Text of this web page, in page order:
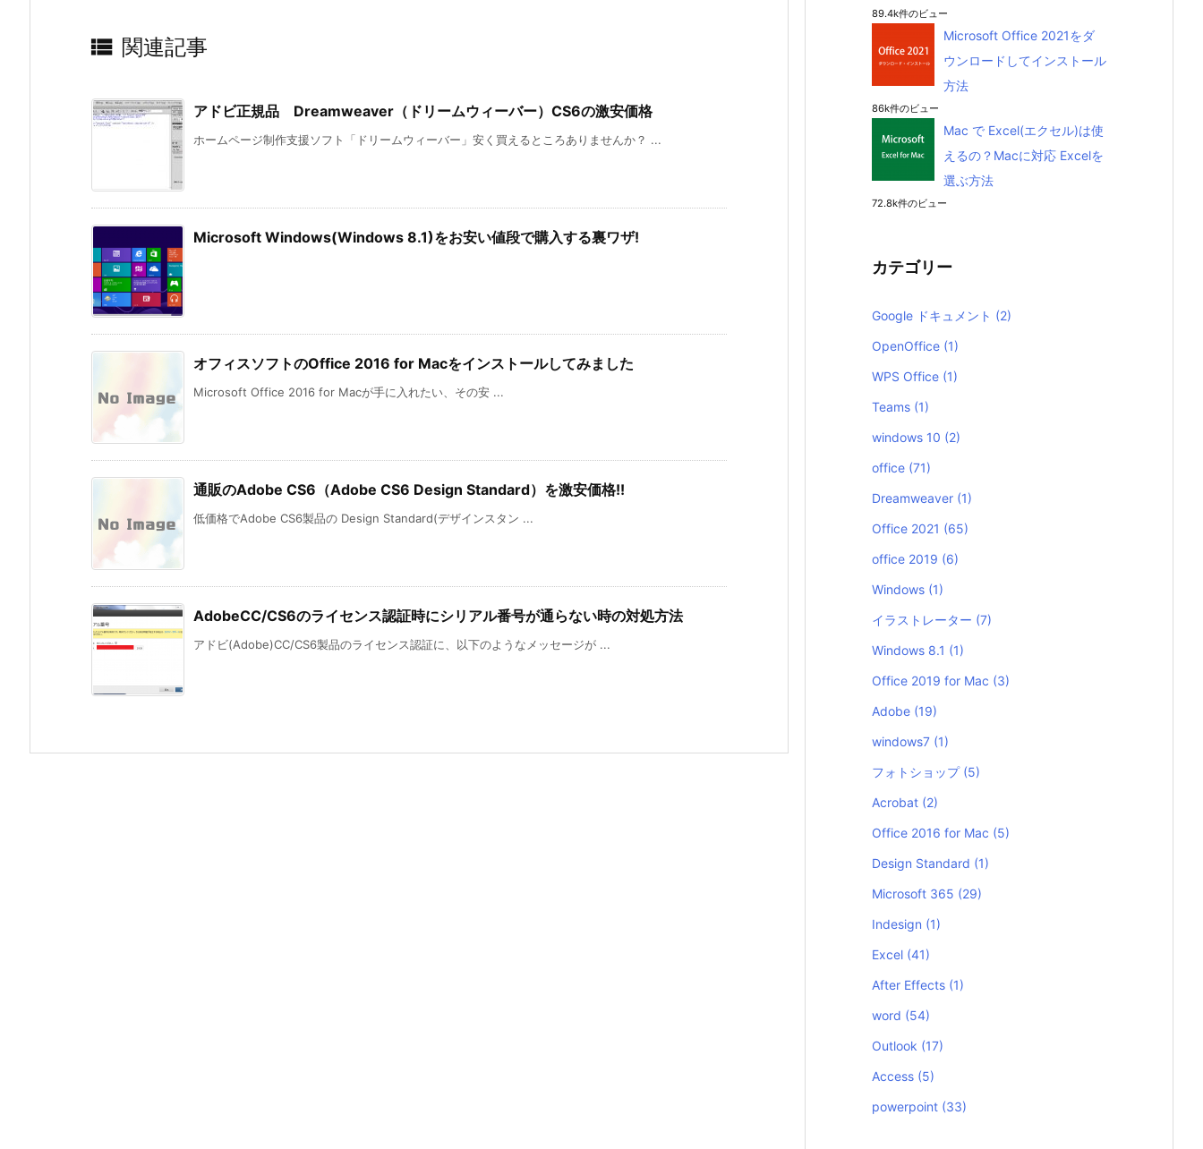
 関連記事
アドビ正規品 Dreamweaver（ドリームウィーバー）CS6の激安価格
ホームページ制作支援ソフト「ドリームウィーバー」安く買えるところありませんか？ ...
Microsoft Windows(Windows 8.1)をお安い値段で購入する裏ワザ!
オフィスソフトのOffice 2016 for Macをインストールしてみました
Microsoft Office 2016 for Macが手に入れたい、その安 ...
通販のAdobe CS6（Adobe CS6 Design Standard）を激安価格!!
低価格でAdobe CS6製品の Design Standard(デザインスタン ...
AdobeCC/CS6のライセンス認証時にシリアル番号が通らない時の対処方法
アドビ(Adobe)CC/CS6製品のライセンス認証に、以下のようなメッセージが ...
89.4k件のビュー
Microsoft Office 2021をダ
ウンロードしてインストール
方法
86k件のビュー
Mac で Excel(エクセル)は使
えるの？Macに対応 Excelを
選ぶ方法
72.8k件のビュー
カテゴリー
Google ドキュメント (2)
OpenOffice (1)
WPS Office (1)
Teams (1)
windows 10 (2)
office (71)
Dreamweaver (1)
Office 2021 (65)
office 2019 (6)
Windows (1)
イラストレーター (7)
Windows 8.1 (1)
Office 2019 for Mac (3)
Adobe (19)
windows7 (1)
フォトショップ (5)
Acrobat (2)
Office 2016 for Mac (5)
Design Standard (1)
Microsoft 365 (29)
Indesign (1)
Excel (41)
After Effects (1)
word (54)
Outlook (17)
Access (5)
powerpoint (33)